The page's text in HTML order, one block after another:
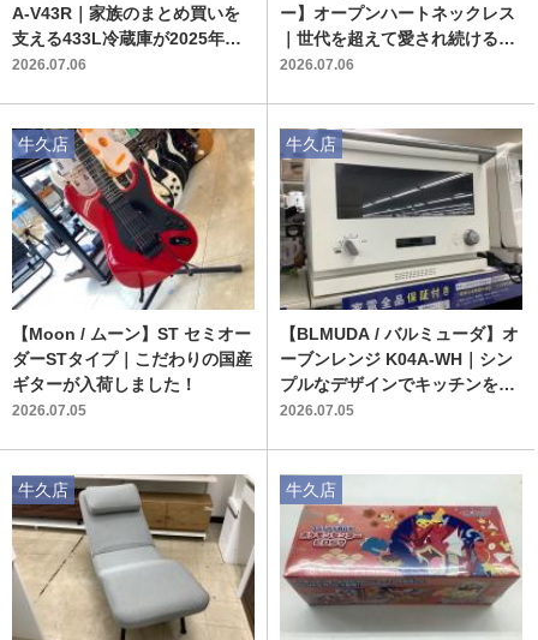
A-V43R｜家族のまとめ買いを
支える433L冷蔵庫が2025年製
リファビッシュ品で入荷！
2026.07.06
ー】オープンハートネックレス
｜世代を超えて愛され続ける憧
れの定番ジュエリー
2026.07.06
【Moon / ムーン】ST セミオー
ダーSTタイプ｜こだわりの国産
ギターが入荷しました！
2026.07.05
牛久店
【BLMUDA / バルミューダ】オ
ーブンレンジ K04A-WH｜シン
プルなデザインでキッチンを彩
る中古オーブンレンジ入荷！
2026.07.05
牛久店
牛久店 牛久店